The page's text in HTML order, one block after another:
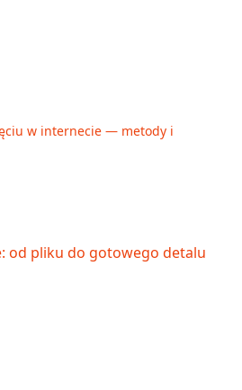
w internecie — metody i